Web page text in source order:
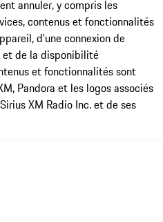
annuler, y compris les
contenus et fonctionnalités
d'une connexion de
et de la disponibilité
et fonctionnalités sont
Pandora et les logos associés
XM Radio Inc. et de ses